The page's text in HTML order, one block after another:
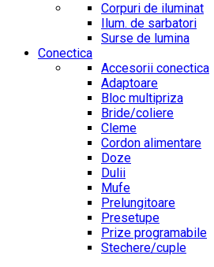
Corpuri de iluminat
Ilum. de sarbatori
Surse de lumina
Conectica
Accesorii conectica
Adaptoare
Bloc multipriza
Bride/coliere
Cleme
Cordon alimentare
Doze
Dulii
Mufe
Prelungitoare
Presetupe
Prize programabile
Stechere/cuple